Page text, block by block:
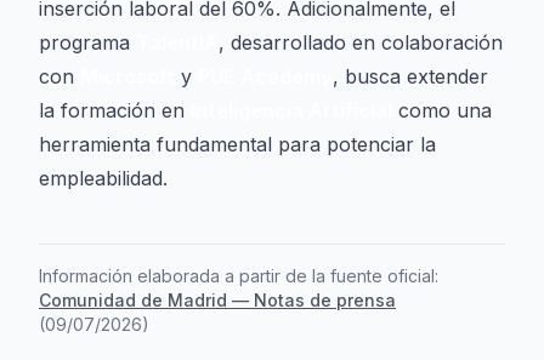
inserción laboral del 60%. Adicionalmente, el
programa
, desarrollado en colaboración
con
y
, busca extender
la formación en
como una
herramienta fundamental para potenciar la
empleabilidad.
Información elaborada a partir de la fuente oficial:
Comunidad de Madrid — Notas de prensa
(09/07/2026)